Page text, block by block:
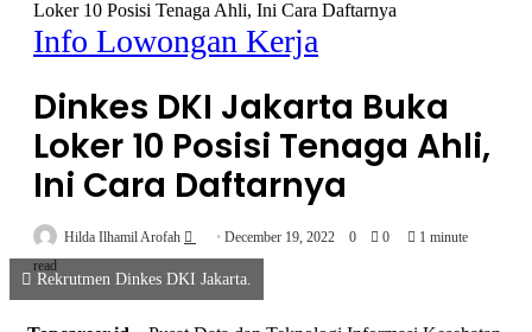
Loker 10 Posisi Tenaga Ahli, Ini Cara Daftarnya
Info Lowongan Kerja
Dinkes DKI Jakarta Buka
Loker 10 Posisi Tenaga Ahli,
Ini Cara Daftarnya
Hilda Ilhamil Arofah
Send December 19, 2022 0 0
1 minute
read
Rekrutmen Dinkes DKI Jakarta.